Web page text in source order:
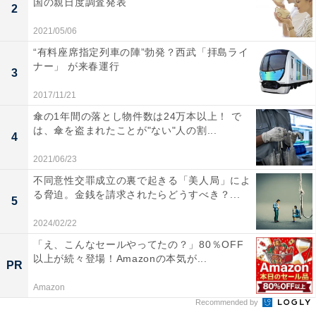
2位は「生活の利便性」と「親しみやすさ」で高評
価「南森町G駅」
南森町エリアは、梅田まで徒歩圏で2駅3路線が使用でき
るアクセスの良さが魅力です。駅周辺にはオフィスや商
業施設が多く揃い、教育機関が複数立地している他、日
本一長い商店街として有名な天神橋筋商店街がありま
す。また、駅の南側には大阪天満宮が、徒歩圏の大川沿
いには公園が整備されています。恵まれた利便性や緑に
触れる環境があることなどが、安定した人気の要因とい
2
2021/05/06
3
“有料座席指定列車の陣”勃発？西武「拝島ライ
ナー」 が来春運行
2017/11/21
4
傘の1年間の落とし物件数は24万本以上！ で
は、傘を盗まれたことが"ない"人の割...
2021/06/23
5
不同意性交罪成立の裏で起きる「美人局」によ
る脅迫。金銭を請求されたらどうすべき？...
2024/02/22
PR
「え、こんなセールやってたの？」80％OFF
以上が続々登場！Amazonの本気が...
Amazon
Recommended by